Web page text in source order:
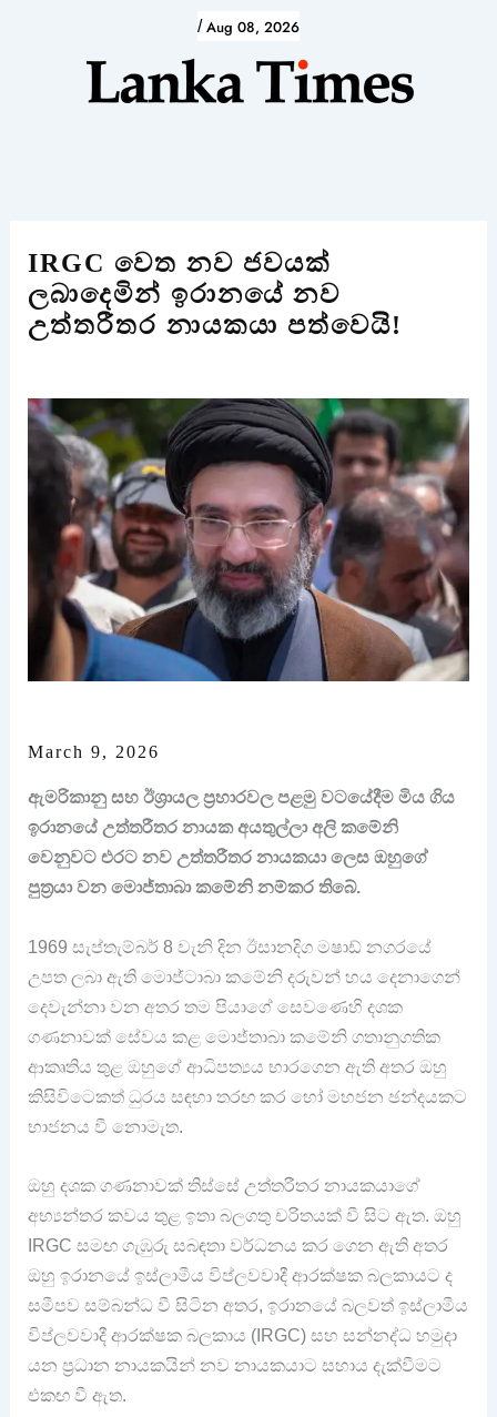
/ Aug 08, 2026
IRGC වෙත නව ජවයක්
ලබාදෙමින් ඉරානයේ නව
උත්තරීතර නායකයා පත්වෙයි!
March 9, 2026
ඇමරිකානු සහ ඊශ්‍රායල ප්‍රහාරවල පළමු වටයේදීම මිය ගිය
ඉරානයේ උත්තරීතර නායක අයතුල්ලා අලි කමේනි
වෙනුවට එරට නව උත්තරීතර නායකයා ලෙස ඔහුගේ
පුත්‍රයා වන මොජ්තාබා කමේනි නම්කර තිබේ.
1969 සැප්තැම්බර් 8 වැනි දින ඊසානදිග මෂාඩ් නගරයේ
උපත ලබා ඇති මොජ්ටාබා කමේනි දරුවන් හය දෙනාගෙන්
දෙවැන්නා වන අතර තම පියාගේ සෙවණෙහි දශක
ගණනාවක් සේවය කළ මොජ්තාබා කමේනි ගතානුගතික
ආකෘතිය තුළ ඔහුගේ ආධිපත්‍යය භාරගෙන ඇති අතර ඔහු
කිසිවිටෙකත් ධුරය සඳහා තරඟ කර හෝ මහජන ඡන්දයකට
භාජනය වී නොමැත.
ඔහු දශක ගණනාවක් තිස්සේ උත්තරීතර නායකයාගේ
අභ්‍යන්තර කවය තුළ ඉතා බලගතු චරිතයක් වී සිට ඇත. ඔහු
IRGC සමඟ ගැඹුරු සබඳතා වර්ධනය කර ගෙන ඇති අතර
ඔහු ඉරානයේ ඉස්ලාමීය විප්ලවවාදී ආරක්ෂක බලකායට ද
සමීපව සම්බන්ධ වී සිටින අතර, ඉරානයේ බලවත් ඉස්ලාමීය
විප්ලවවාදී ආරක්ෂක බලකාය (IRGC) සහ සන්නද්ධ හමුදා
යන ප්‍රධාන නායකයින් නව නායකයාට සහාය දැක්වීමට
එකඟ වී ඇත.